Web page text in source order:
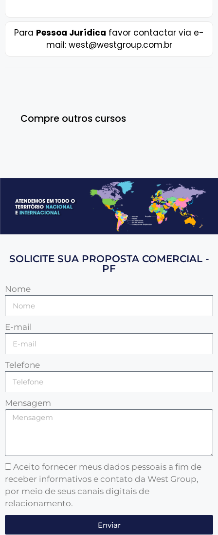
Para Pessoa Jurídica favor contactar via e-
mail: west@westgroup.com.br
Compre outros cursos
SOLICITE SUA PROPOSTA COMERCIAL -
PF
Nome
E-mail
Telefone
Mensagem
Aceito fornecer meus dados pessoais a fim de
receber informativos e contato da West Group,
por meio de seus canais digitais de
relacionamento.
Enviar